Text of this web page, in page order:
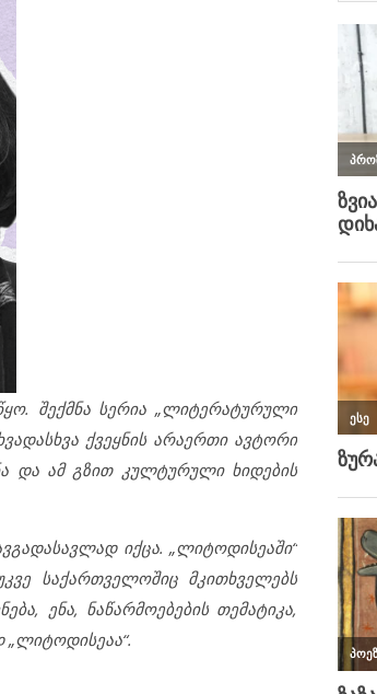
შექმნა სერია „ლიტერატურული
ქვეყნის არაერთი ავტორი
და ამ გზით კულტურული ხიდების
იქცა. „ლიტოდისეაში“
საქართველოშიც მკითხველებს
ენა, ნაწარმოებების თემატიკა,
„ლიტოდისეაა“.